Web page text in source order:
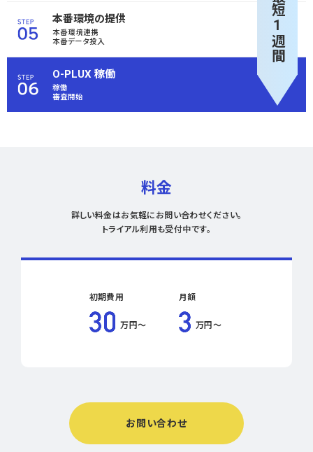
本番環境の提供
本番環境連携
本番データ投入
O-PLUX 稼働
稼働
審査開始
最短1週間
料金
詳しい料金はお気軽にお問い合わせください。
トライアル利用も受付中です。
初期費用
万円〜
月額
万円〜
お問い合わせ